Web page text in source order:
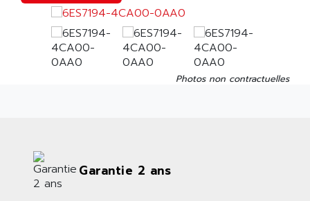
Photos non contractuelles
Garantie 2 ans